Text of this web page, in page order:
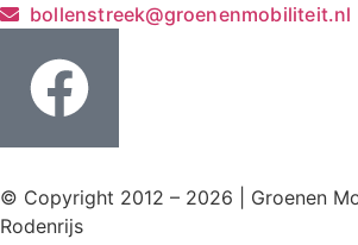
bollenstreek@groenenmobiliteit.nl
© Copyright 2012 – 2026 | Groenen
Rodenrijs